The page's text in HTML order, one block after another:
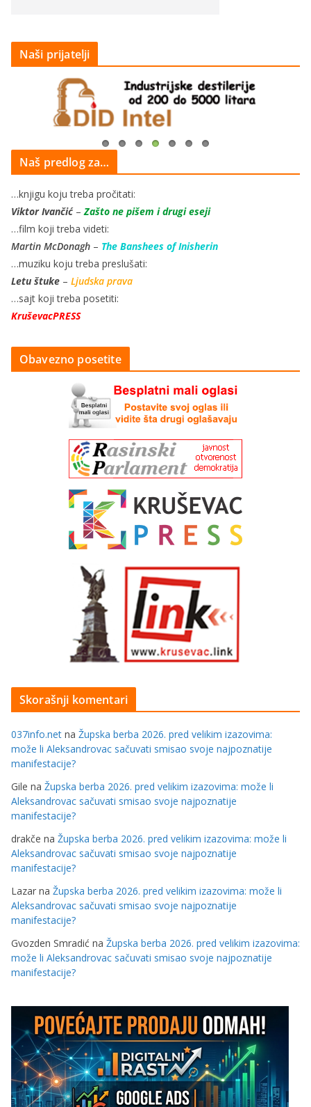
Naši prijatelji
Naš predlog za…
…knjigu koju treba pročitati:
Viktor Ivančić– Zašto ne pišem i drugi eseji
…film koji treba videti:
Martin McDonagh – The Banshees of Inisherin
…muziku koju treba preslušati:
Letu štuke – Ljudska prava
…sajt koji treba posetiti:
KruševacPRESS
Obavezno posetite
Skorašnji komentari
037info.net na Župska berba 2026. pred velikim izazovima:
može li Aleksandrovac sačuvati smisao svoje najpoznatije
manifestacije?
Gile na Župska berba 2026. pred velikim izazovima: može li
Aleksandrovac sačuvati smisao svoje najpoznatije
manifestacije?
drakče na Župska berba 2026. pred velikim izazovima: može li
Aleksandrovac sačuvati smisao svoje najpoznatije
manifestacije?
Lazar na Župska berba 2026. pred velikim izazovima: može li
Aleksandrovac sačuvati smisao svoje najpoznatije
manifestacije?
Gvozden Smradić na Župska berba 2026. pred velikim izazovima:
može li Aleksandrovac sačuvati smisao svoje najpoznatije
manifestacije?